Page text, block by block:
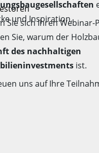
und Inspiration.
Sie sich Ihren Webinar-
Sie, warum der
des nachhaltigen
ist.
uns auf Ihre